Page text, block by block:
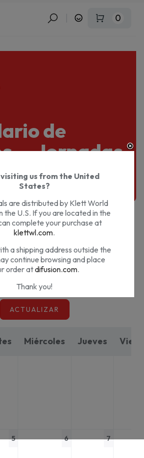
0
de
— Jornadas
Difusión
ACTUALIZAR
Miércoles Jueves
5 6 7
us from the United
States?
are distributed by Klett World
the U.S. If you are located in the
complete your purchase at
klettwl.com.
a shipping address outside the
continue browsing and place
order atdifusion.com.
Thank you!
visitando desde Estados
son distribuidos por Klett